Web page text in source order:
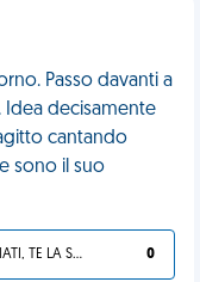
Passo davanti a
decisamente
cantando
sono il suo
SVEGLIATI, TE LA SEI CERCATA! 0